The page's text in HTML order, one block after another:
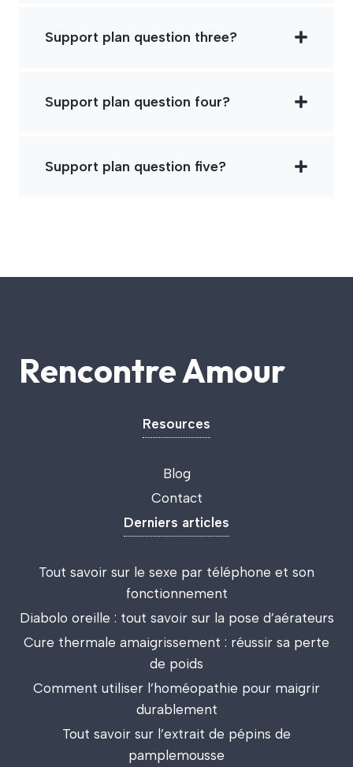
Support plan question three?
Support plan question four?
Support plan question five?
Rencontre Amour
Resources
Blog
Contact
Derniers articles
Tout savoir sur le sexe par téléphone et son
fonctionnement
Diabolo oreille : tout savoir sur la pose d’aérateurs
Cure thermale amaigrissement : réussir sa perte
de poids
Comment utiliser l’homéopathie pour maigrir
durablement
Tout savoir sur l’extrait de pépins de
pamplemousse